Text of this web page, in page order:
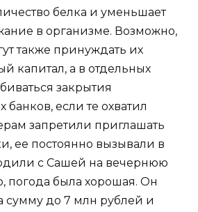
белка и уменьшает
в организме. Возможно,
также принуждать их
капитал, а в отдельных
закрытия
если те охватил
запретили приглашать
ее постоянно вызывали в
с Сашей на вечернюю
погода была хорошая. Он
сумму до 7 млн рублей и